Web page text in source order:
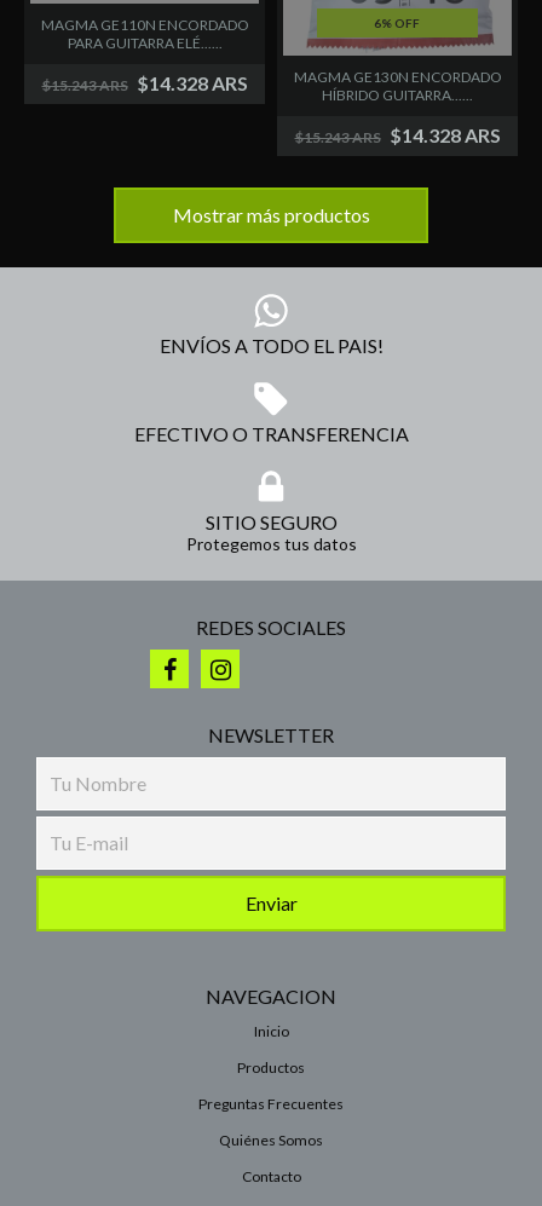
MAGMA GE110N ENCORDADO
PARA GUITARRA ELÉ......
$15.243 ARS $14.328 ARS
6% OFF
MAGMA GE130N ENCORDADO
HÍBRIDO GUITARRA......
$15.243 ARS $14.328 ARS
Mostrar más productos
ENVÍOS A TODO EL PAIS!
EFECTIVO O TRANSFERENCIA
SITIO SEGURO
Protegemos tus datos
REDES SOCIALES
NEWSLETTER
NAVEGACION
Inicio
Productos
Preguntas Frecuentes
Quiénes Somos
Contacto